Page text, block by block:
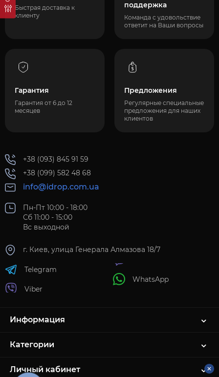
Быстрая доставка к
клиенту
поддержка
Команда с удовольствие
ответит на Ваши вопросы
Гарантия
Гарантия от 6 до 12
месяцев
Предложения
Регулярные специальные
предложения для наших
клиентов
+38 (093) 845 91 59
+38 (099) 582 48 68
info@idrop.com.ua
Пн-Пт 10:00 - 18:00
Сб 11:00 - 15:00
Вс выходной
г. Киев, улица Генерала Алмазова 18/7
Telegram
Viber
WhatsApp
Информация
Категории
Личный кабинет